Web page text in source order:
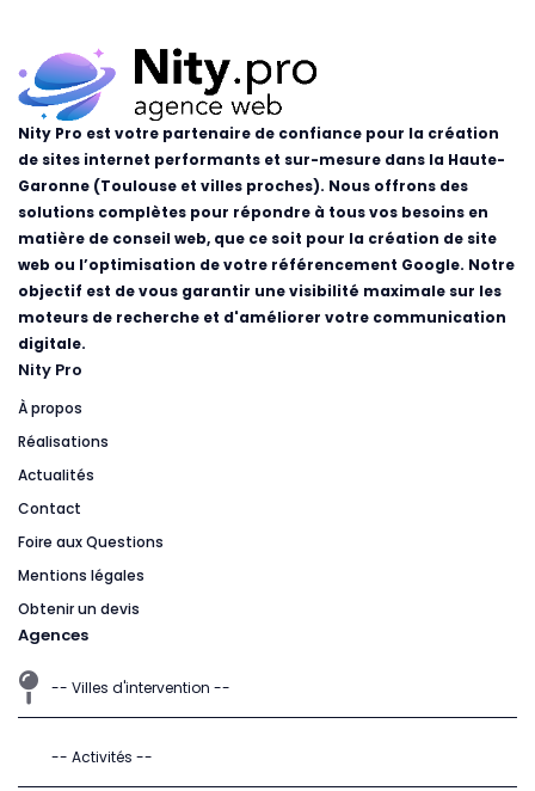
Nity Pro est votre partenaire de confiance pour la création
de sites internet performants et sur-mesure dans la Haute-
Garonne (Toulouse et villes proches). Nous offrons des
solutions complètes pour répondre à tous vos besoins en
matière de conseil web, que ce soit pour la création de site
web ou l’optimisation de votre référencement Google. Notre
objectif est de vous garantir une visibilité maximale sur les
moteurs de recherche et d'améliorer votre communication
digitale.
Nity Pro
À propos
Réalisations
Actualités
Contact
Foire aux Questions
Mentions légales
Obtenir un devis
Agences